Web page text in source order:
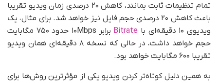
تمام تنظیمات ثابت بمانند، کاهش ۲۰ درصدی زمان ویدیو تقریبا
باعث کاهش ۲۰ درصدی حجم فایل نیز خواهد شد. برای مثال، یک
ویدیوی ۱۰ دقیقه‌ای با
Bitrate
برابر ۱۰Mbps حدود ۷۵۰ مگابایت
حجم خواهد داشت، در حالی که نسخه ۸ دقیقه‌ای همان ویدیو
تقریبا ۶۰۰ مگابایت خواهد بود.
به همین دلیل کوتاه‌تر کردن ویدیو یکی از مؤثرترین روش‌ها برای